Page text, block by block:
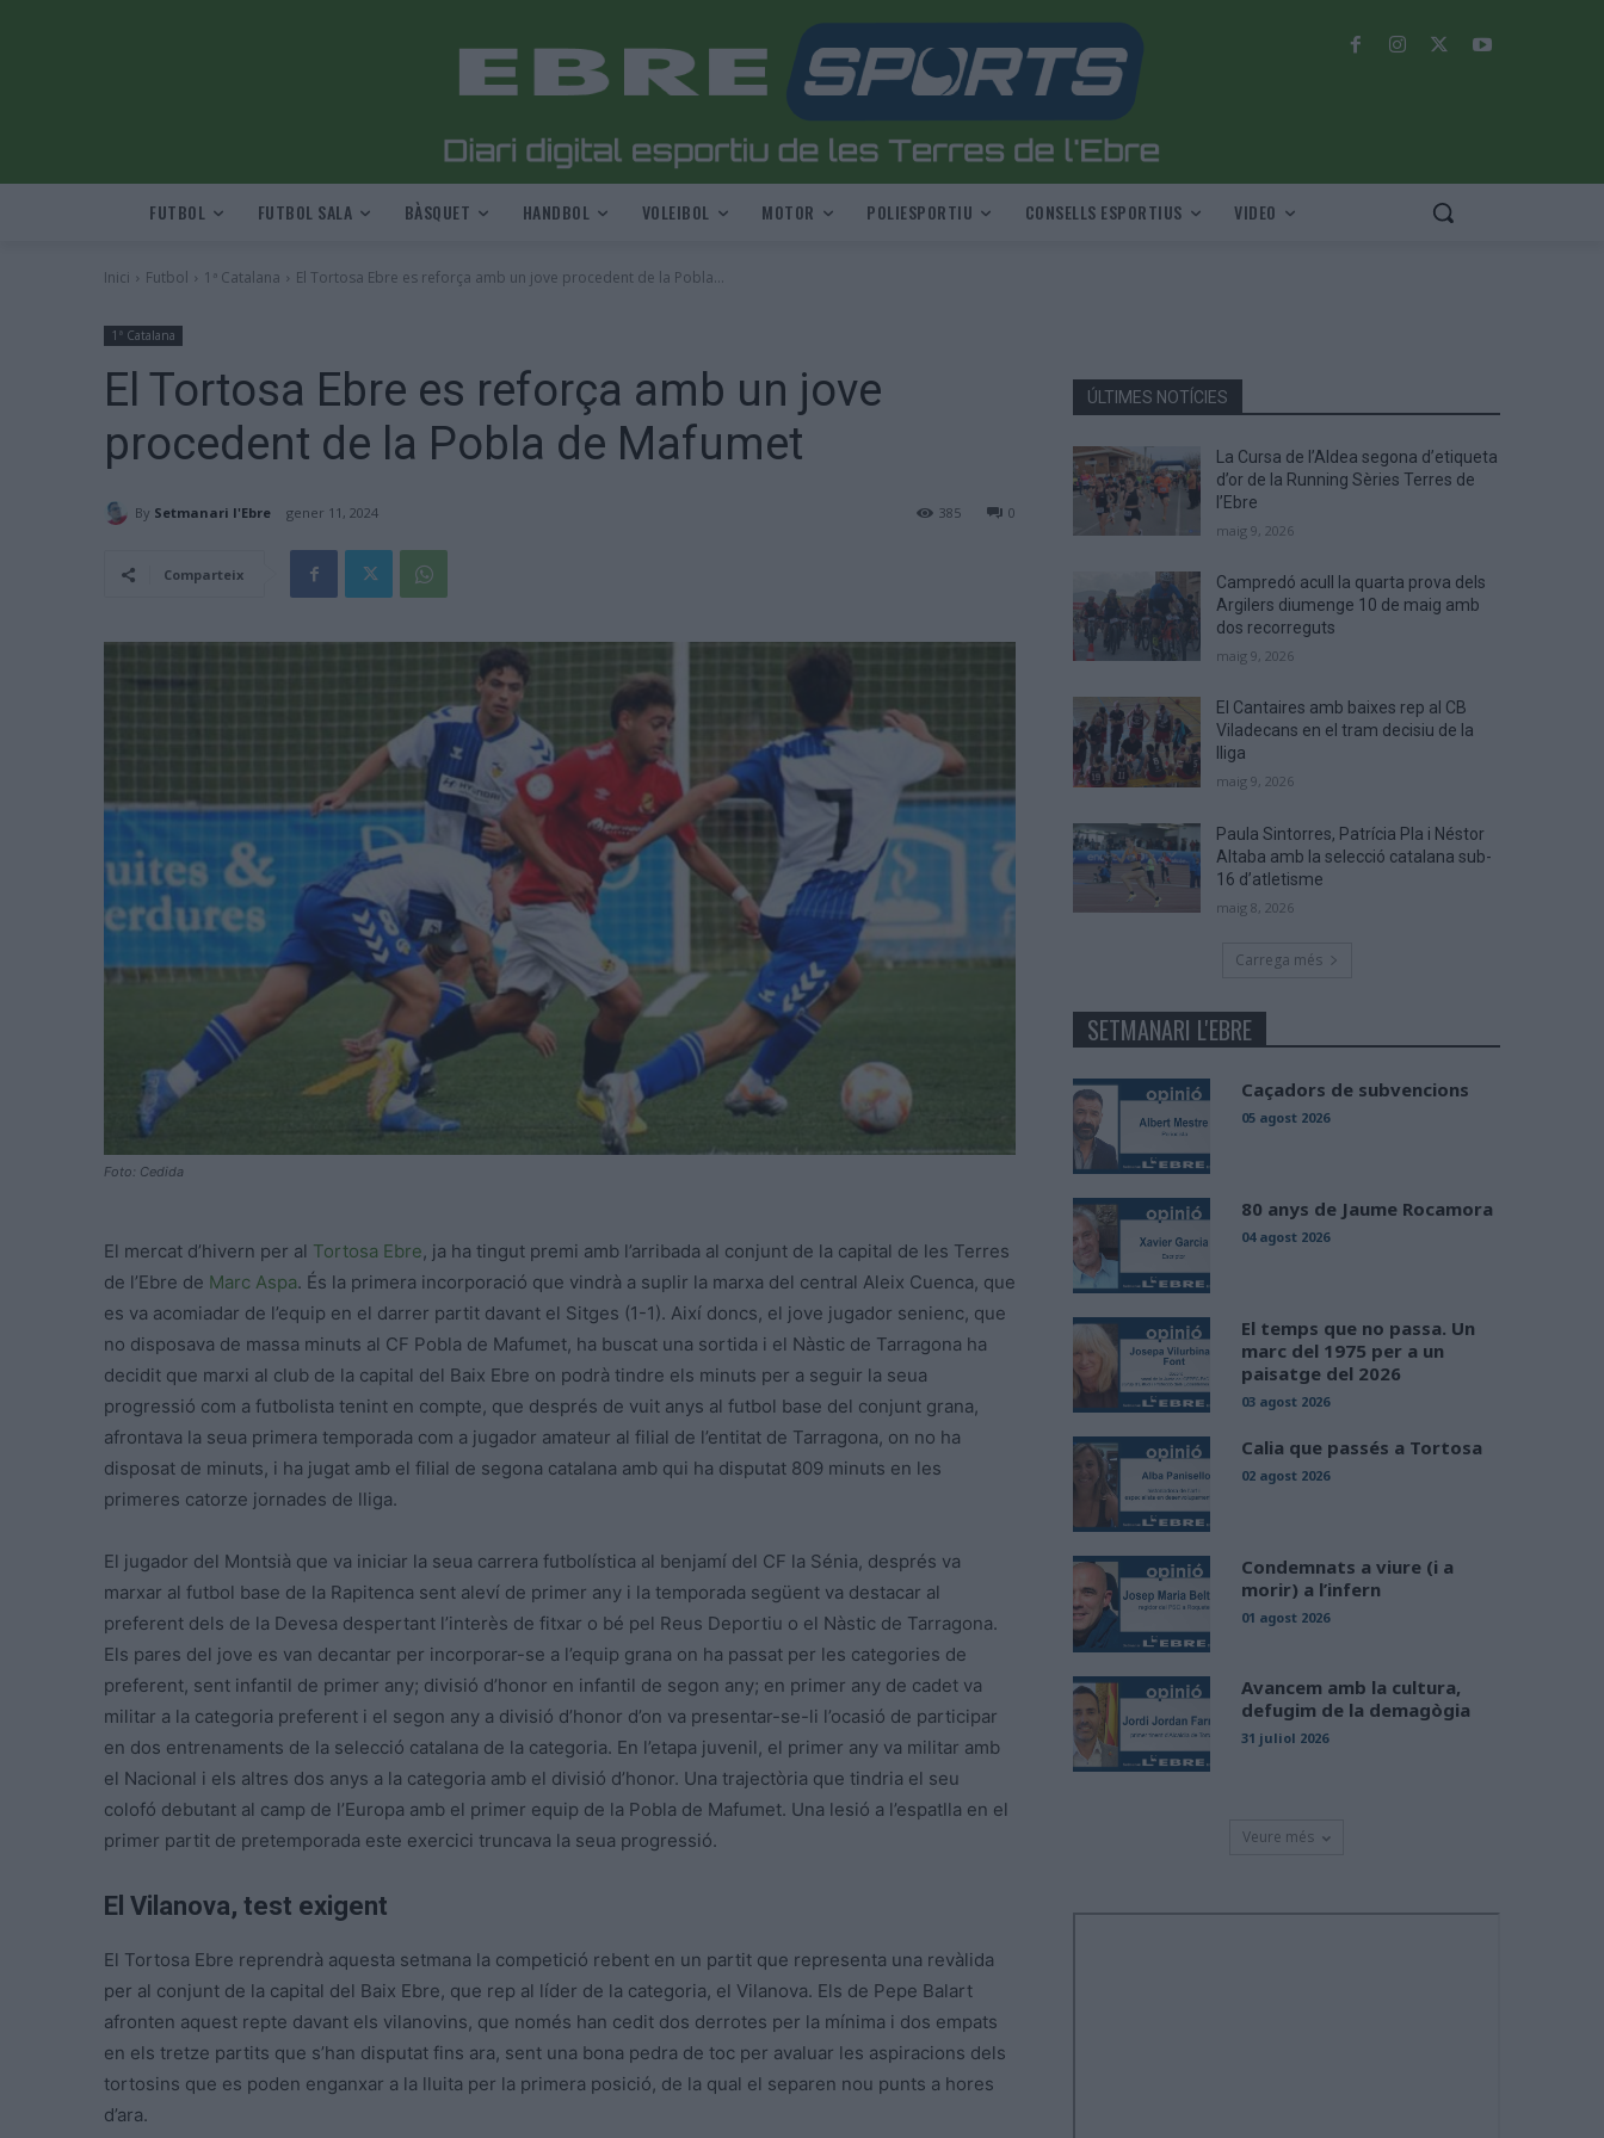
FUTBOL FUTBOL SALA BÀSQUET HANDBOL VOLEIBOL MOTOR POLIESPORTIU CONSELLS ESPORTIUS VIDEO
Inici Futbol 1ª Catalana El Tortosa Ebre es reforça amb un jove procedent de la Pobla...
1ª Catalana
El Tortosa Ebre es reforça amb un jove
procedent de la Pobla de Mafumet
By Setmanari l'Ebre gener 11, 2024 0
385
Comparteix
Foto: Cedida
El mercat d’hivern per al Tortosa Ebre, ja ha tingut premi amb l’arribada al conjunt de la capital de les Terres
de l’Ebre de Marc Aspa. És la primera incorporació que vindrà a suplir la marxa del central Aleix Cuenca, que
es va acomiadar de l’equip en el darrer partit davant el Sitges (1-1). Així doncs, el jove jugador senienc, que
no disposava de massa minuts al CF Pobla de Mafumet, ha buscat una sortida i el Nàstic de Tarragona ha
decidit que marxi al club de la capital del Baix Ebre on podrà tindre els minuts per a seguir la seua
progressió com a futbolista tenint en compte, que després de vuit anys al futbol base del conjunt grana,
afrontava la seua primera temporada com a jugador amateur al filial de l’entitat de Tarragona, on no ha
disposat de minuts, i ha jugat amb el filial de segona catalana amb qui ha disputat 809 minuts en les
primeres catorze jornades de lliga.
El jugador del Montsià que va iniciar la seua carrera futbolística al benjamí del CF la Sénia, després va
marxar al futbol base de la Rapitenca sent aleví de primer any i la temporada següent va destacar al
preferent dels de la Devesa despertant l’interès de fitxar o bé pel Reus Deportiu o el Nàstic de Tarragona.
Els pares del jove es van decantar per incorporar-se a l’equip grana on ha passat per les categories de
preferent, sent infantil de primer any; divisió d’honor en infantil de segon any; en primer any de cadet va
militar a la categoria preferent i el segon any a divisió d’honor d’on va presentar-se-li l’ocasió de participar
en dos entrenaments de la selecció catalana de la categoria. En l’etapa juvenil, el primer any va militar amb
el Nacional i els altres dos anys a la categoria amb el divisió d’honor. Una trajectòria que tindria el seu
colofó debutant al camp de l’Europa amb el primer equip de la Pobla de Mafumet. Una lesió a l’espatlla en el
primer partit de pretemporada este exercici truncava la seua progressió.
El Vilanova, test exigent
El Tortosa Ebre reprendrà aquesta setmana la competició rebent en un partit que representa una revàlida
per al conjunt de la capital del Baix Ebre, que rep al líder de la categoria, el Vilanova. Els de Pepe Balart
afronten aquest repte davant els vilanovins, que només han cedit dos derrotes per la mínima i dos empats
en els tretze partits que s’han disputat fins ara, sent una bona pedra de toc per avaluar les aspiracions dels
tortosins que es poden enganxar a la lluita per la primera posició, de la qual el separen nou punts a hores
d’ara.
ÚLTIMES NOTÍCIES
La Cursa de l’Aldea segona d’etiqueta
d’or de la Running Sèries Terres de
l’Ebre
maig 9, 2026
Campredó acull la quarta prova dels
Argilers diumenge 10 de maig amb
dos recorreguts
maig 9, 2026
El Cantaires amb baixes rep al CB
Viladecans en el tram decisiu de la
lliga
maig 9, 2026
Paula Sintorres, Patrícia Pla i Néstor
Altaba amb la selecció catalana sub-
16 d’atletisme
maig 8, 2026
Carrega més
SETMANARI L'EBRE
Caçadors de subvencions
05 agost 2026
80 anys de Jaume Rocamora
04 agost 2026
El temps que no passa. Un
marc del 1975 per a un
paisatge del 2026
03 agost 2026
Calia que passés a Tortosa
02 agost 2026
Condemnats a viure (i a
morir) a l’infern
01 agost 2026
Avancem amb la cultura,
defugim de la demagògia
31 juliol 2026
Veure més